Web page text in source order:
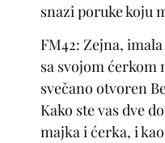
snazi poruke koju
FM42: Zejna,
sa svojom ćerkom
svečano otvoren
Kako ste vas dve
majka i ćerka, i